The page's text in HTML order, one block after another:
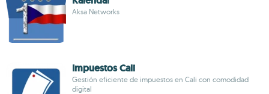
Aksa Networks
Impuestos Cali
Gestión eficiente de impuestos en Cali con comodidad
digital